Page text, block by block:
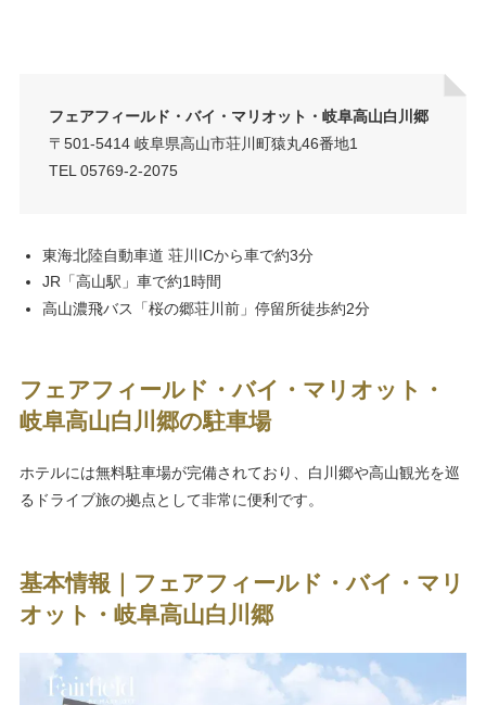
フェアフィールド・バイ・マリオット・岐阜高山白川郷
〒501-5414 岐阜県高山市荘川町猿丸46番地1
TEL 05769-2-2075
東海北陸自動車道 荘川ICから車で約3分
JR「高山駅」車で約1時間
高山濃飛バス「桜の郷荘川前」停留所徒歩約2分
フェアフィールド・バイ・マリオット・
岐阜高山白川郷の駐車場
ホテルには無料駐車場が完備されており、白川郷や高山観光を巡
るドライブ旅の拠点として非常に便利です。
基本情報｜フェアフィールド・バイ・マリ
オット・岐阜高山白川郷